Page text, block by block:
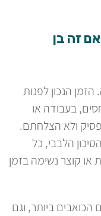
זה בן
הנכון לפנות
בעבודה או
ולא הצלחתם.
הלבבי, כל
או קוצר נשימה בזמן
ביותר, וגם